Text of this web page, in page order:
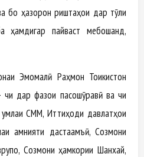
бо ҳазорон риштаҳои дар тӯли
ҳамдигар пайваст мебошанд,
Эмомалӣ Раҳмон Тоҷикистон
дар фазои пасошӯравӣ ва чи
СММ, Иттиҳоди давлатҳои
амнияти дастаҷамъӣ, Созмони
Созмони ҳамкории Шанхай,